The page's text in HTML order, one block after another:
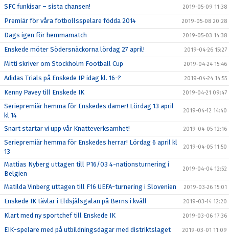
SFC funkisar – sista chansen! 2019-05-09 11:38
Premiär för våra fotbollsspelare födda 2014 2019-05-08 20:28
Dags igen för hemmamatch 2019-05-03 14:38
Enskede möter Södersnäckorna lördag 27 april! 2019-04-26 15:27
Mitti skriver om Stockholm Football Cup 2019-04-24 15:46
Adidas Trials på Enskede IP idag kl. 16-? 2019-04-24 14:55
Kenny Pavey till Enskede IK 2019-04-21 09:47
Seriepremiär hemma för Enskedes damer! Lördag 13 april
kl 14
2019-04-12 14:40
Snart startar vi upp vår Knatteverksamhet! 2019-04-05 12:16
Seriepremiär hemma för Enskedes herrar! Lördag 6 april kl
13
2019-04-05 11:50
Mattias Nyberg uttagen till P16/03 4-nationsturnering i
Belgien
2019-04-04 12:52
Matilda Vinberg uttagen till F16 UEFA-turnering i Slovenien 2019-03-26 15:01
Enskede IK tävlar i Eldsjälsgalan på Berns i kväll 2019-03-14 12:20
Klart med ny sportchef till Enskede IK 2019-03-06 17:36
EIK-spelare med på utbildningsdagar med distriktslaget 2019-03-01 11:09